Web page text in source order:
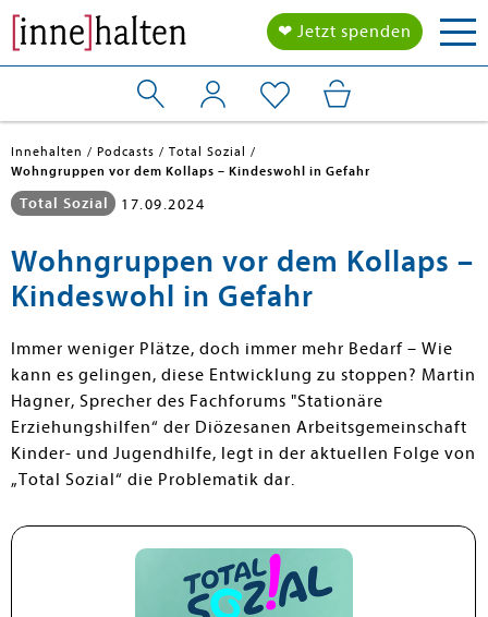
❤ Jetzt spenden
Innehalten Podcasts
Total Sozial
Wohngruppen vor dem Kollaps – Kindeswohl in Gefahr
Total Sozial 17.09.2024
Wohngruppen vor dem Kollaps –
Kindeswohl in Gefahr
Immer weniger Plätze, doch immer mehr Bedarf – Wie
kann es gelingen, diese Entwicklung zu stoppen? Martin
Hagner, Sprecher des Fachforums "Stationäre
Erziehungshilfen“ der Diözesanen Arbeitsgemeinschaft
Kinder- und Jugendhilfe, legt in der aktuellen Folge von
„Total Sozial“ die Problematik dar.